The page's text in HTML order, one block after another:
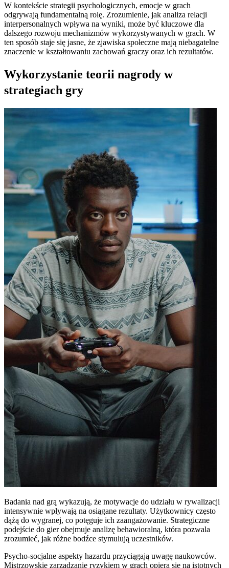
W kontekście strategii psychologicznych, emocje w grach
odgrywają fundamentalną rolę. Zrozumienie, jak analiza relacji
interpersonalnych wpływa na wyniki, może być kluczowe dla
dalszego rozwoju mechanizmów wykorzystywanych w grach. W
ten sposób staje się jasne, że zjawiska społeczne mają niebagatelne
znaczenie w kształtowaniu zachowań graczy oraz ich rezultatów.
Wykorzystanie teorii nagrody w
strategiach gry
Badania nad grą wykazują, że motywacje do udziału w rywalizacji
intensywnie wpływają na osiągane rezultaty. Użytkownicy często
dążą do wygranej, co potęguje ich zaangażowanie. Strategiczne
podejście do gier obejmuje analizę behawioralną, która pozwala
zrozumieć, jak różne bodźce stymulują uczestników.
Psycho-socjalne aspekty hazardu przyciągają uwagę naukowców.
Mistrzowskie zarządzanie ryzykiem w grach opiera się na istotnych